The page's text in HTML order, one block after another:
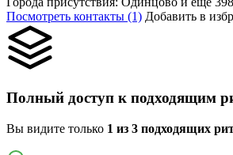
Посмотреть контакты (1) Добавить в
Полный доступ к подходящим
Вы видите только 1 из 3 подходящих